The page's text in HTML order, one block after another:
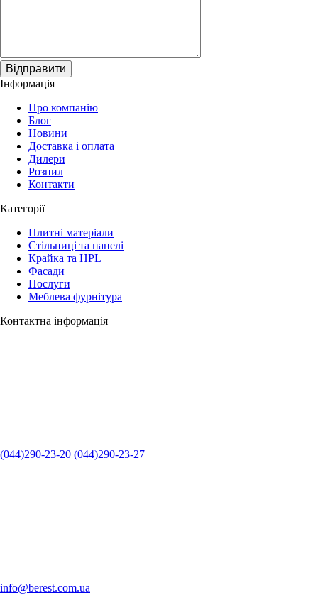
Відправити
Інформація
Про компанію
Блог
Новини
Доставка і оплата
Дилери
Розпил
Контакти
Категорії
Плитні матеріали
Стільниці та панелі
Крайка та HPL
Фасади
Послуги
Меблева фурнітура
Контактна інформація
(044)290-23-20 (044)290-23-27
info@berest.com.ua